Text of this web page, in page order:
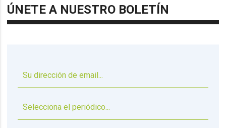
ÚNETE A NUESTRO BOLETÍN